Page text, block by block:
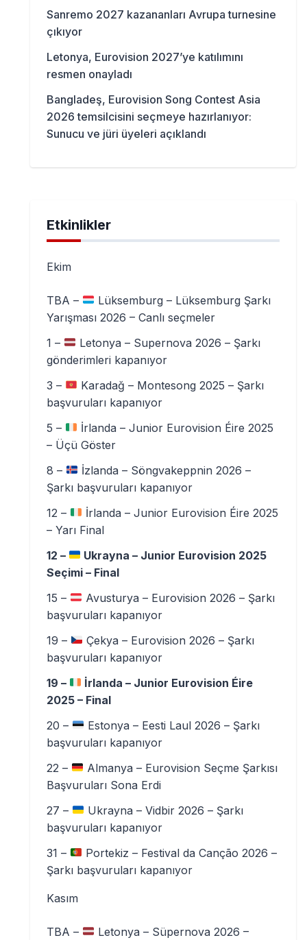
Sanremo 2027 kazananları Avrupa turnesine
çıkıyor
Letonya, Eurovision 2027’ye katılımını
resmen onayladı
Bangladeş, Eurovision Song Contest Asia
2026 temsilcisini seçmeye hazırlanıyor:
Sunucu ve jüri üyeleri açıklandı
Etkinlikler
Ekim
TBA –
Lüksemburg – Lüksemburg Şarkı
Yarışması 2026 – Canlı seçmeler
1 –
Letonya – Supernova 2026 – Şarkı
gönderimleri kapanıyor
3 –
Karadağ – Montesong 2025 – Şarkı
başvuruları kapanıyor
5 –
İrlanda – Junior Eurovision Éire 2025
– Üçü Göster
8 –
İzlanda – Söngvakeppnin 2026 –
Şarkı başvuruları kapanıyor
12 –
İrlanda – Junior Eurovision Éire 2025
– Yarı Final
12 –
Ukrayna – Junior Eurovision 2025
Seçimi – Final
15 –
Avusturya – Eurovision 2026 – Şarkı
başvuruları kapanıyor
19 –
Çekya – Eurovision 2026 – Şarkı
başvuruları kapanıyor
19 –
İrlanda – Junior Eurovision Éire
2025 – Final
20 –
Estonya – Eesti Laul 2026 – Şarkı
başvuruları kapanıyor
22 –
Almanya – Eurovision Seçme Şarkısı
Başvuruları Sona Erdi
27 –
Ukrayna – Vidbir 2026 – Şarkı
başvuruları kapanıyor
31 –
Portekiz – Festival da Canção 2026 –
Şarkı başvuruları kapanıyor
Kasım
TBA – Letonya – Süpernova 2026 –